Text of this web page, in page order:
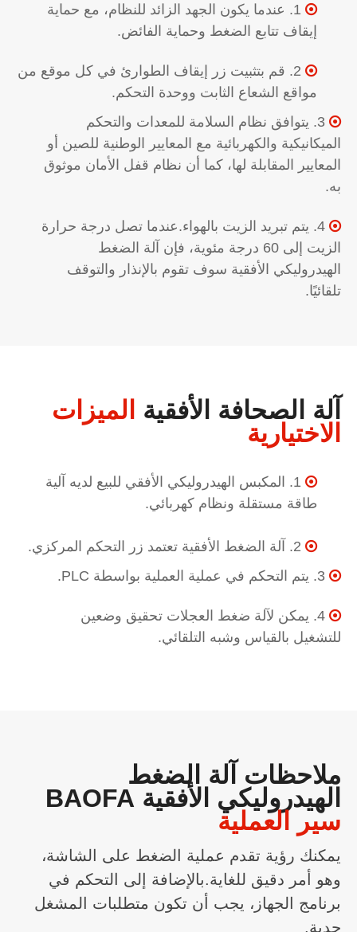

1. عندما يكون الجهد الزائد للنظام، مع حماية
إيقاف تتابع الضغط وحماية الفائض.

2. قم بتثبيت زر إيقاف الطوارئ في كل موقع من
مواقع الشعاع الثابت ووحدة التحكم.

3. يتوافق نظام السلامة للمعدات والتحكم
الميكانيكية والكهربائية مع المعايير الوطنية للصين أو
المعايير المقابلة لها، كما أن نظام قفل الأمان موثوق
به.

4. يتم تبريد الزيت بالهواء.عندما تصل درجة حرارة
الزيت إلى 60 درجة مئوية، فإن آلة الضغط
الهيدروليكي الأفقية سوف تقوم بالإنذار والتوقف
تلقائيًا.
آلة الصحافة الأفقية
الميزات
الاختيارية

1. المكبس الهيدروليكي الأفقي للبيع لديه آلية
طاقة مستقلة ونظام كهربائي.

 3. يتم التحكم في عملية العملية بواسطة PLC.

4. يمكن لآلة ضغط العجلات تحقيق وضعين
للتشغيل بالقياس وشبه التلقائي.
ملاحظات آلة الضغط
الهيدروليكي الأفقية BAOFA
سير العملية
يمكنك رؤية تقدم عملية الضغط على الشاشة،
وهو أمر دقيق للغاية.بالإضافة إلى التحكم في
برنامج الجهاز، يجب أن تكون متطلبات المشغل
جدية.